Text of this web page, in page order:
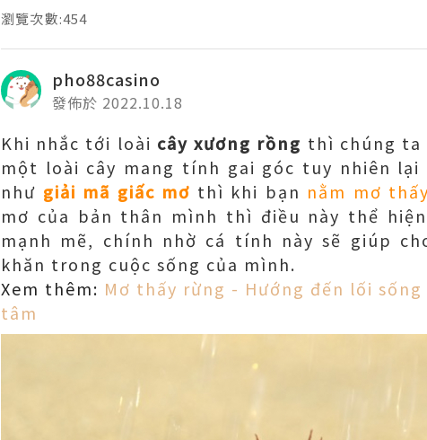
瀏覽次數:454
pho88casino
發佈於 2022.10.18
Khi nhắc tới loài cây xương rồng thì chúng ta
một loài cây mang tính gai góc tuy nhiên lại
như giải mã giấc mơ thì khi bạn nằm mơ
mơ của bản thân mình thì điều này thể
mạnh mẽ, chính nhờ cá tính này sẽ giúp
khăn trong cuộc sống của mình.
Xem thêm: Mơ thấy rừng - Hướng đến lối
tâm